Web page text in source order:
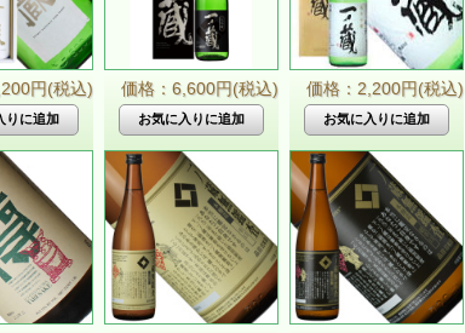
円(税込) 価格：6,600円(税込) 価格：2,200円(税込)